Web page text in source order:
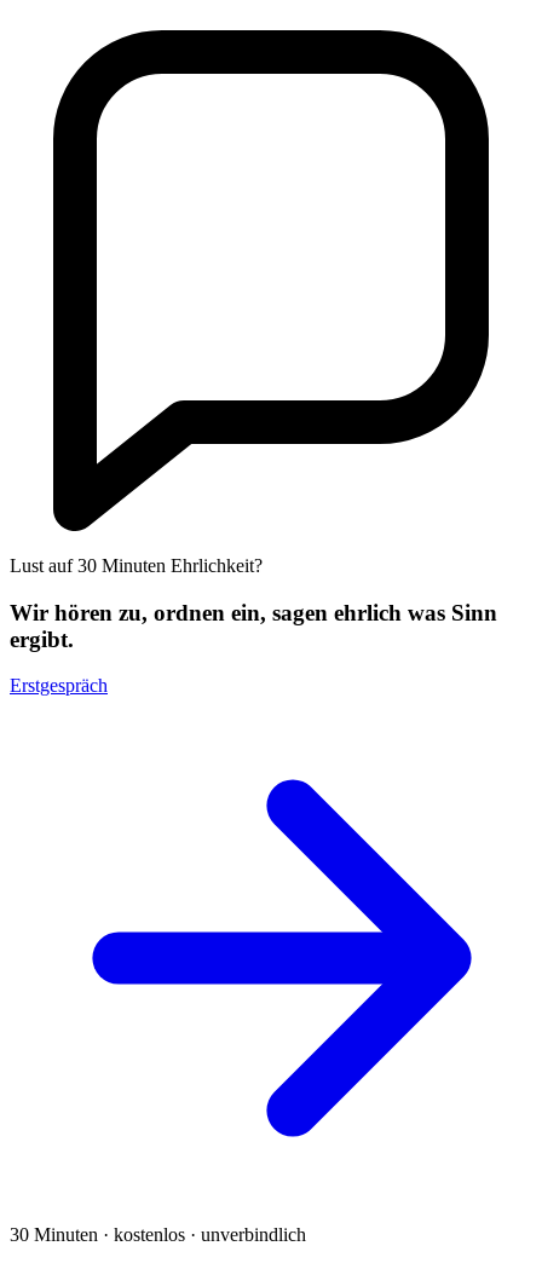
Lust auf 30 Minuten Ehrlichkeit?
Wir hören zu, ordnen ein, sagen ehrlich was Sinn
ergibt.
Erstgespräch
30 Minuten · kostenlos · unverbindlich